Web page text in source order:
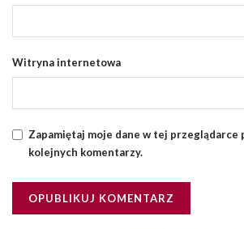
Witryna internetowa
Zapamiętaj moje dane w tej przeglądarce
kolejnych komentarzy.